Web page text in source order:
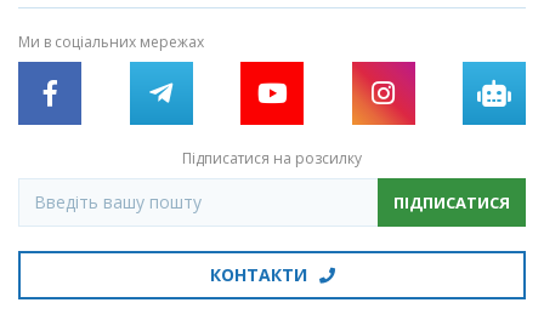
Ми в соціальних мережах
Підписатися на розсилку
ПІДПИСАТИСЯ
КОНТАКТИ